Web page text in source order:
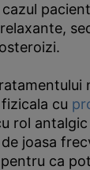
cu
rol
joasa
ca